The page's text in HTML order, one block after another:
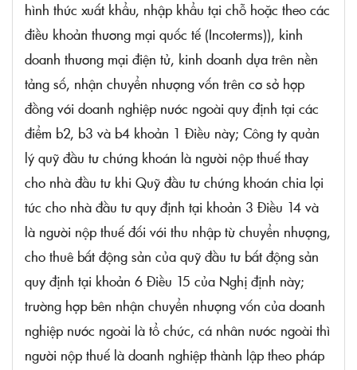
hình thức xuất khẩu, nhập khẩu tại chỗ hoặc theo các
điều khoản thương mại quốc tế (Incoterms)), kinh
doanh thương mại điện tử, kinh doanh dựa trên nền
tảng số, nhận chuyển nhượng vốn trên cơ sở hợp
đồng với doanh nghiệp nước ngoài quy định tại các
điểm b2, b3 và b4 khoản 1 Điều này; Công ty quản
lý quỹ đầu tư chứng khoán là người nộp thuế thay
cho nhà đầu tư khi Quỹ đầu tư chứng khoán chia lợi
tức cho nhà đầu tư quy định tại khoản 3 Điều 14 và
là người nộp thuế đối với thu nhập từ chuyển nhượng,
cho thuê bất động sản của quỹ đầu tư bất động sản
quy định tại khoản 6 Điều 15 của Nghị định này;
trường hợp bên nhận chuyển nhượng vốn của doanh
nghiệp nước ngoài là tổ chức, cá nhân nước ngoài thì
người nộp thuế là doanh nghiệp thành lập theo pháp